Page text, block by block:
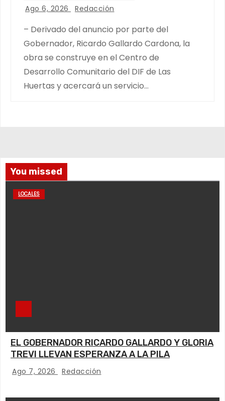
Ago 6, 2026 Redacción
– Derivado del anuncio por parte del
Gobernador, Ricardo Gallardo Cardona, la
obra se construye en el Centro de
Desarrollo Comunitario del DIF de Las
Huertas y acercará un servicio…
You missed
LOCALES
EL GOBERNADOR RICARDO GALLARDO Y GLORIA
TREVI LLEVAN ESPERANZA A LA PILA
Ago 7, 2026 Redacción